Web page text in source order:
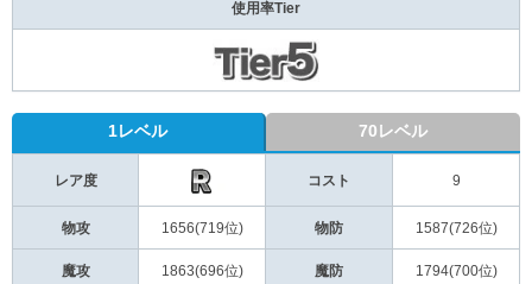
使用率Tier
1レベル 70レベル
レア度 コスト 9
物攻 1656(719位) 物防 1587(726位)
魔攻 1863(696位) 魔防 1794(700位)